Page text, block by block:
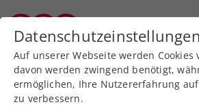
Zurück zur Newsübersicht
Ausbildung
Datenschutzeinstellungen
Auf unserer Webseite werden Cookies
davon werden zwingend benötigt,
ermöglichen, Ihre Nutzererfahrung
zu verbessern.